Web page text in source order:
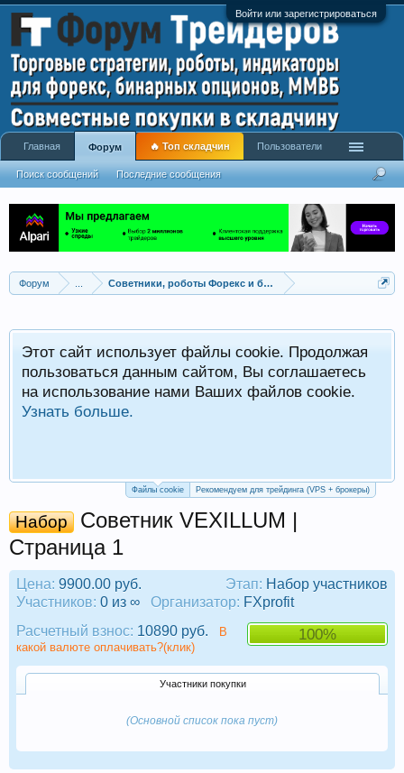
Войти или зарегистрироваться
Форум Советники, роботы Форекс и бинарных опционов
Этот сайт использует файлы cookie. Продолжая
пользоваться данным сайтом, Вы соглашаетесь
на использование нами Ваших файлов cookie.
Узнать больше.
Файлы cookie Рекомендуем для трейдинга (VPS + брокеры)
Набор
Советник VEXILLUM |
Страница 1
Этап: Набор участников
Цена: 9900.00 руб.
Участников: 0 из ∞ Организатор: FXprofit
100%
Расчетный взнос: 10890 руб.
В
какой валюте оплачивать?(клик)
Участники покупки
(Основной список пока пуст)
Главная Форум
Поиск сообщений Последние сообщения
🔥 Топ складчин Пользователи